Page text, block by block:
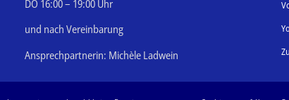
DO 16:00 – 19:00 Uhr
und nach Vereinbarung
Ansprechpartnerin: Michèle Ladwein